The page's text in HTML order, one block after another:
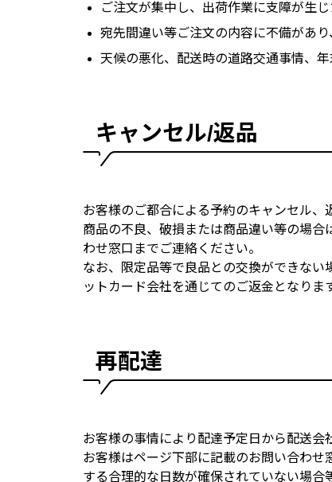
ご注文が集中し、出荷作業に支障が生
宛先間違い等ご注文の内容に不備があ
天候の悪化、配送時の道路交通事情、
キャンセル/返品
お客様のご都合による予約のキャンセル、
商品の不良、破損または商品違い等の場
わせ窓口までご連絡ください。
なお、限定品等で良品との交換ができな
ットカード会社を通じてのご返金となりま
再配達
お客様の事情により配達予定日から配送会
お客様はページ下部に記載のお問い合わ
する合理的な日数が確保されていない場